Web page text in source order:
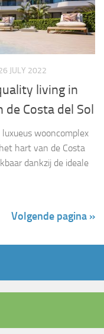
JULY 2022
living in
Costa del Sol
wooncomplex
hart van de Costa
dankzij de ideale
Volgende pagina »